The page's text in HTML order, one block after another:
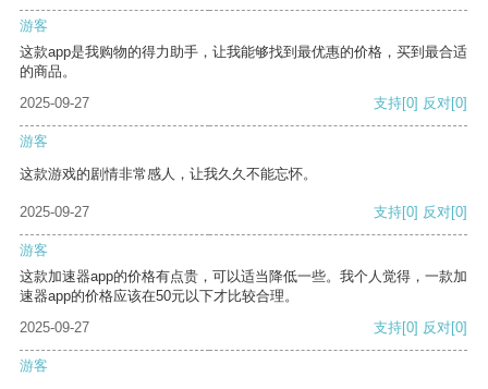
游客
这款app是我购物的得力助手，让我能够找到最优惠的价格，买到最合适
的商品。
2025-09-27
支持[0] 反对[0]
游客
这款游戏的剧情非常感人，让我久久不能忘怀。
2025-09-27 支持[0] 反对[0]
游客
这款加速器app的价格有点贵，可以适当降低一些。我个人觉得，一款加
速器app的价格应该在50元以下才比较合理。
2025-09-27
支持[0] 反对[0]
游客